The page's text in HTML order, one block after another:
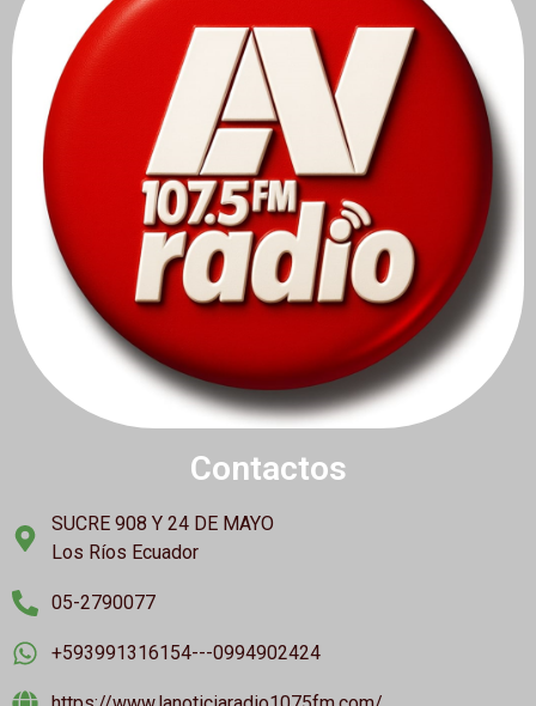
Contactos
SUCRE 908 Y 24 DE MAYO
Los Ríos Ecuador
05-2790077
+593991316154---0994902424